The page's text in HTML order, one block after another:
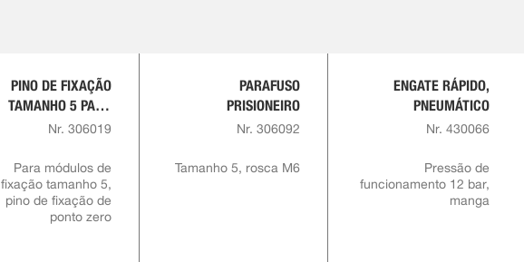
PINO DE FIXAÇÃO
TAMANHO 5 PARA
PARAFUSO
Nr. 306019
Para módulos de
fixação tamanho 5,
pino de fixação de
ponto zero
PARAFUSO
PRISIONEIRO
Nr. 306092
Tamanho 5, rosca M6
ENGATE RÁPIDO,
PNEUMÁTICO
Nr. 430066
Pressão de
funcionamento 12 bar,
manga